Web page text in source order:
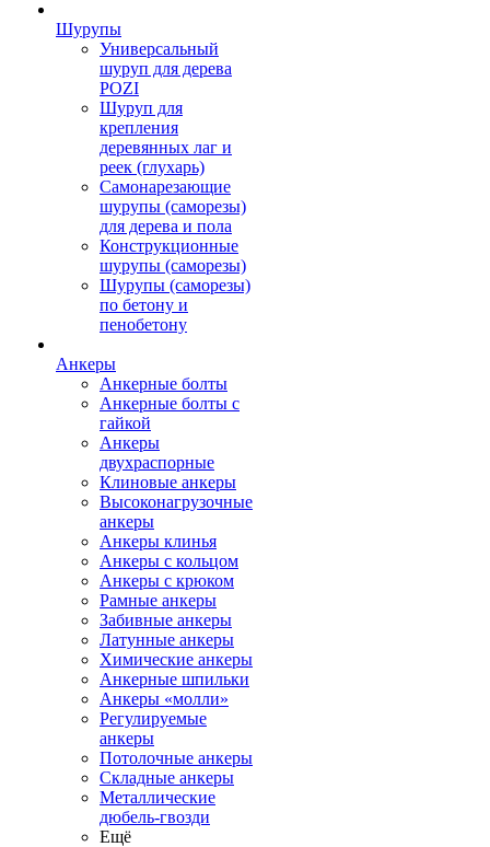
Шурупы
Универсальный
шуруп для дерева
POZI
Шуруп для
крепления
деревянных лаг и
реек (глухарь)
Самонарезающие
шурупы (саморезы)
для дерева и пола
Конструкционные
шурупы (саморезы)
Шурупы (саморезы)
по бетону и
пенобетону
Анкеры
Анкерные болты
Анкерные болты с
гайкой
Анкеры
двухраспорные
Клиновые анкеры
Высоконагрузочные
анкеры
Анкеры клинья
Анкеры с кольцом
Анкеры с крюком
Рамные анкеры
Забивные анкеры
Латунные анкеры
Химические анкеры
Анкерные шпильки
Анкеры «молли»
Регулируемые
анкеры
Потолочные анкеры
Складные анкеры
Металлические
дюбель-гвозди
Ещё